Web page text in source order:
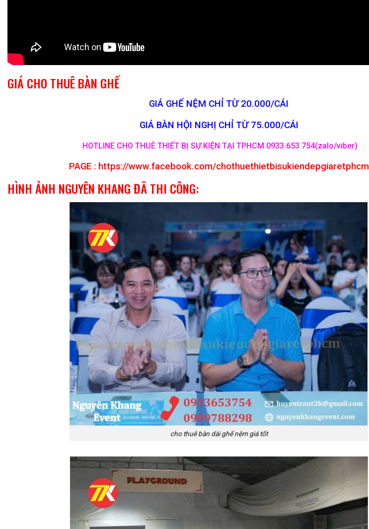
GIÁ CHO THUÊ BÀN GHẾ
GIÁ GHẾ NỆM CHỈ TỪ 20.000/CÁI
GIÁ BÀN HỘI NGHỊ CHỈ TỪ 75.000/CÁI
HOTLINE CHO THUÊ THIẾT BỊ SỰ KIỆN TẠI TPHCM 0933 653 754(zalo/viber)
PAGE :https://www.facebook.com/chothuethietbisukiendepgiaretphcm
HÌNH ẢNH NGUYÊN KHANG ĐÃ THI CÔNG:
cho thuê bàn dài ghế nệm giá tốt